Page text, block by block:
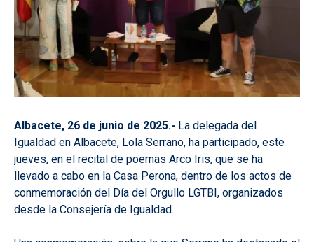
Albacete, 26 de junio de 2025.- La delegada del
Igualdad en Albacete, Lola Serrano, ha participado, este
jueves, en el recital de poemas Arco Iris, que se ha
llevado a cabo en la Casa Perona, dentro de los actos de
conmemoración del Día del Orgullo LGTBI, organizados
desde la Consejería de Igualdad.